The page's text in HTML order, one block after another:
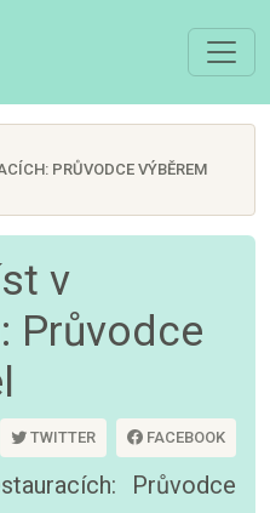
PRŮVODCE VÝBĚREM
v
Průvodce
TWITTER FACEBOOK
Průvodce